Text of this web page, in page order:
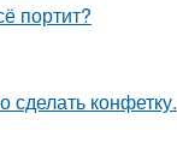
портит?
конфетку.